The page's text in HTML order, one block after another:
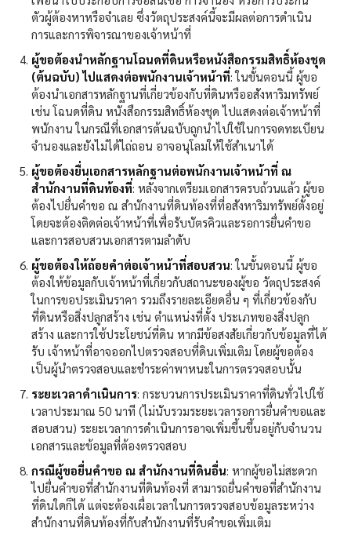
ตัวผู้ต้องหาหรือจำเลย ซึ่งวัตถุประสงค์นี้จะมีผลต่อการดำเนิน
การและการพิจารณาของเจ้าหน้าที่
ผู้ขอต้องนำหลักฐานโฉนดที่ดินหรือหนังสือกรรมสิทธิ์ห้องชุด
(ต้นฉบับ) ไปแสดงต่อพนักงานเจ้าหน้าที่: ในขั้นตอนนี้ ผู้ขอ
ต้องนำเอกสารหลักฐานที่เกี่ยวข้องกับที่ดินหรืออสังหาริมทรัพย์
เช่น โฉนดที่ดิน หนังสือกรรมสิทธิ์ห้องชุด ไปแสดงต่อเจ้าหน้าที่
พนักงาน ในกรณีที่เอกสารต้นฉบับถูกนำไปใช้ในการจดทะเบียน
จำนองและยังไม่ได้ไถ่ถอน อาจอนุโลมให้ใช้สำเนาได้
ผู้ขอต้องยื่นเอกสารหลักฐานต่อพนักงานเจ้าหน้าที่ ณ
สำนักงานที่ดินท้องที่: หลังจากเตรียมเอกสารครบถ้วนแล้ว ผู้ขอ
ต้องไปยื่นคำขอ ณ สำนักงานที่ดินท้องที่ที่อสังหาริมทรัพย์ตั้งอยู่
โดยจะต้องติดต่อเจ้าหน้าที่เพื่อรับบัตรคิวและรอการยื่นคำขอ
และการสอบสวนเอกสารตามลำดับ
ผู้ขอต้องให้ถ้อยคำต่อเจ้าหน้าที่สอบสวน: ในขั้นตอนนี้ ผู้ขอ
ต้องให้ข้อมูลกับเจ้าหน้าที่เกี่ยวกับสถานะของผู้ขอ วัตถุประสงค์
ในการขอประเมินราคา รวมถึงรายละเอียดอื่น ๆ ที่เกี่ยวข้องกับ
ที่ดินหรือสิ่งปลูกสร้าง เช่น ตำแหน่งที่ตั้ง ประเภทของสิ่งปลูก
สร้าง และการใช้ประโยชน์ที่ดิน หากมีข้อสงสัยเกี่ยวกับข้อมูลที่ได้
รับ เจ้าหน้าที่อาจออกไปตรวจสอบที่ดินเพิ่มเติม โดยผู้ขอต้อง
เป็นผู้นำตรวจสอบและชำระค่าพาหนะในการตรวจสอบนั้น
ระยะเวลาดำเนินการ: กระบวนการประเมินราคาที่ดินทั่วไปใช้
เวลาประมาณ 50 นาที (ไม่นับรวมระยะเวลารอการยื่นคำขอและ
สอบสวน) ระยะเวลาการดำเนินการอาจเพิ่มขึ้นขึ้นอยู่กับจำนวน
เอกสารและข้อมูลที่ต้องตรวจสอบ
กรณีผู้ขอยื่นคำขอ ณ สำนักงานที่ดินอื่น: หากผู้ขอไม่สะดวก
ไปยื่นคำขอที่สำนักงานที่ดินท้องที่ สามารถยื่นคำขอที่สำนักงาน
ที่ดินใดก็ได้ แต่จะต้องเผื่อเวลาในการตรวจสอบข้อมูลระหว่าง
สำนักงานที่ดินท้องที่กับสำนักงานที่รับคำขอเพิ่มเติม